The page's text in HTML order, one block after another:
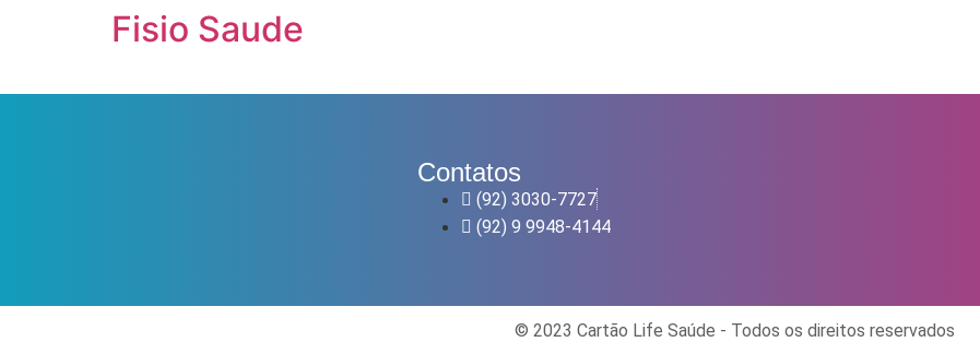
Fisio Saude
Contatos
(92) 3030-7727
(92) 9 9948-4144
© 2023 Cartão Life Saúde - Todos os direitos reservados